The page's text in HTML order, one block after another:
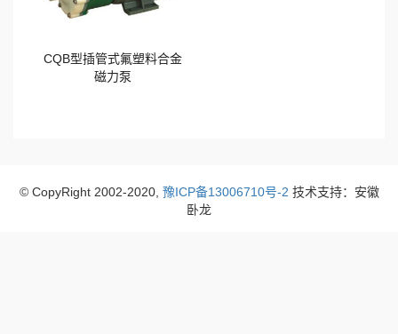
CQB型插管式氟塑料合金
磁力泵
© CopyRight 2002-2020, 豫ICP备13006710号-2 技术支持：安徽
卧龙